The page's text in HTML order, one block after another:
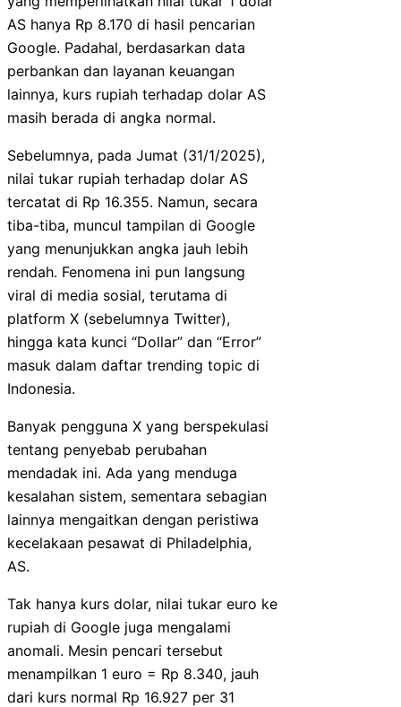
AS hanya Rp 8.170 di hasil pencarian
Google. Padahal, berdasarkan data
perbankan dan layanan keuangan
lainnya, kurs rupiah terhadap dolar AS
masih berada di angka normal.
Sebelumnya, pada Jumat (31/1/2025),
nilai tukar rupiah terhadap dolar AS
tercatat di Rp 16.355. Namun, secara
tiba-tiba, muncul tampilan di Google
yang menunjukkan angka jauh lebih
rendah. Fenomena ini pun langsung
viral di media sosial, terutama di
platform X (sebelumnya Twitter),
hingga kata kunci “Dollar” dan “Error”
masuk dalam daftar trending topic di
Indonesia.
Banyak pengguna X yang berspekulasi
tentang penyebab perubahan
mendadak ini. Ada yang menduga
kesalahan sistem, sementara sebagian
lainnya mengaitkan dengan peristiwa
kecelakaan pesawat di Philadelphia,
AS.
Tak hanya kurs dolar, nilai tukar euro ke
rupiah di Google juga mengalami
anomali. Mesin pencari tersebut
menampilkan 1 euro = Rp 8.340, jauh
dari kurs normal Rp 16.927 per 31